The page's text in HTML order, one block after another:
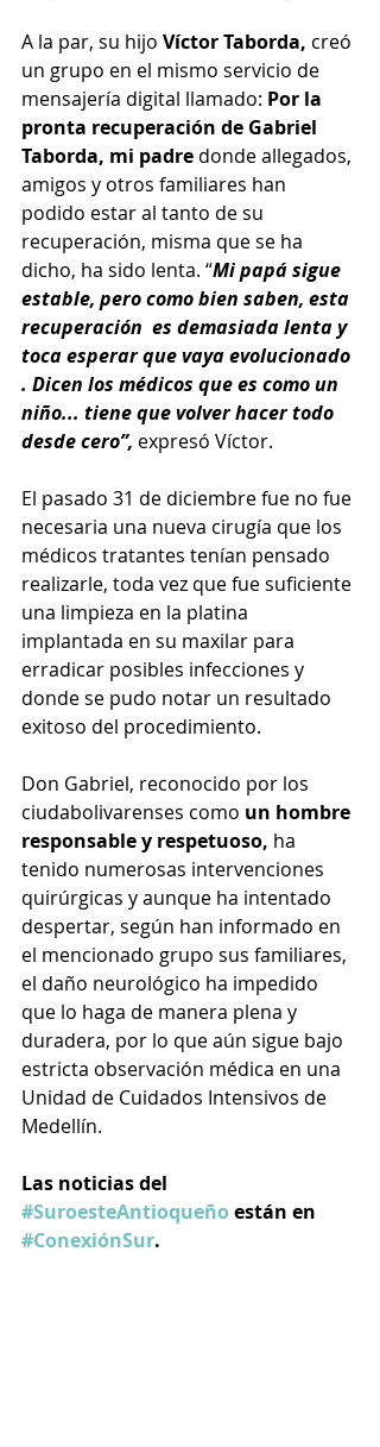
A la par, su hijo Víctor Taborda, creó
un grupo en el mismo servicio de
mensajería digital llamado: Por la
pronta recuperación de Gabriel
Taborda, mi padre donde allegados,
amigos y otros familiares han
podido estar al tanto de su
recuperación, misma que se ha
dicho, ha sido lenta. “Mi papá sigue
estable, pero como bien saben, esta
recuperación  es demasiada lenta y
toca esperar que vaya evolucionado
. Dicen los médicos que es como un
niño... tiene que volver hacer todo
desde cero”, expresó Víctor.
El pasado 31 de diciembre fue no fue
necesaria una nueva cirugía que los
médicos tratantes tenían pensado
realizarle, toda vez que fue suficiente
una limpieza en la platina
implantada en su maxilar para
erradicar posibles infecciones y
donde se pudo notar un resultado
exitoso del procedimiento.
Don Gabriel, reconocido por los
ciudabolivarenses como un hombre
responsable y respetuoso, ha
tenido numerosas intervenciones
quirúrgicas y aunque ha intentado
despertar, según han informado en
el mencionado grupo sus familiares,
el daño neurológico ha impedido
que lo haga de manera plena y
duradera, por lo que aún sigue bajo
estricta observación médica en una
Unidad de Cuidados Intensivos de
Medellín.
Las noticias del
#SuroesteAntioqueño están en
#ConexiónSur.